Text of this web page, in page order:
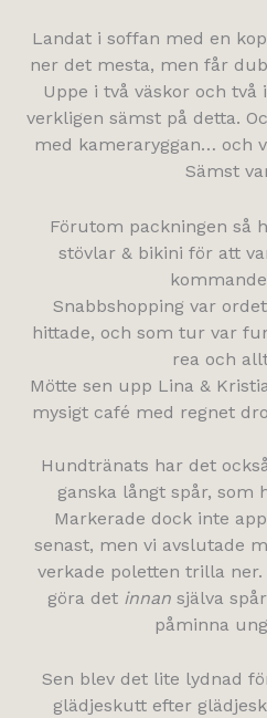
Landat i soffan med en
ner det mesta, men får
Uppe i två väskor och två
verkligen sämst på detta.
med kameraryggan… och
Sämst
Förutom packningen så
stövlar & bikini för att
Snabbshopping var
hittade, och som tur var
rea och
Mötte sen upp Lina &
mysigt café med regnet
Hundtränats har det
ganska långt spår, som
Markerade dock inte
senast, men vi avslutade
verkade poletten trilla
göra detinnansjälva
påminna
Sen blev det lite lydnad
glädjeskutt efter